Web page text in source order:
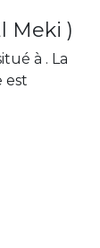
Meki )
à . La
est